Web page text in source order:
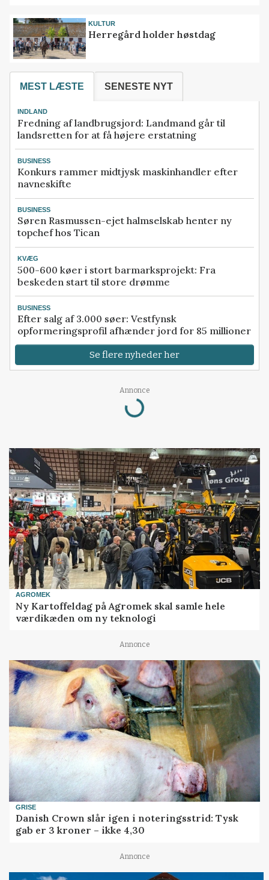
KULTUR
Herregård holder høstdag
MEST LÆSTE SENESTE NYT
INDLAND
Fredning af landbrugsjord: Landmand går til
landsretten for at få højere erstatning
BUSINESS
Konkurs rammer midtjysk maskinhandler efter
navneskifte
BUSINESS
Søren Rasmussen-ejet halmselskab henter ny
topchef hos Tican
KVÆG
500-600 køer i stort barmarksprojekt: Fra
beskeden start til store drømme
BUSINESS
Efter salg af 3.000 søer: Vestfynsk
opformeringsprofil afhænder jord for 85 millioner
Se flere nyheder her
Annonce
Loading...
AGROMEK
Ny Kartoffeldag på Agromek skal samle hele
værdikæden om ny teknologi
Annonce
GRISE
Danish Crown slår igen i noteringsstrid: Tysk
gab er 3 kroner – ikke 4,30
Annonce